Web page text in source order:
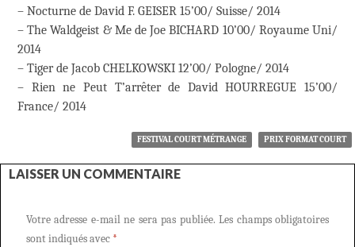
– Nocturne de David F. GEISER 15’00/ Suisse/ 2014
– The Waldgeist & Me de Joe BICHARD 10’00/ Royaume Uni/
2014
– Tiger de Jacob CHELKOWSKI 12’00/ Pologne/ 2014
– Rien ne Peut T’arrêter de David HOURREGUE 15’00/
France/ 2014
FESTIVAL COURT MÉTRANGE PRIX FORMAT COURT
LAISSER UN COMMENTAIRE
Votre adresse e-mail ne sera pas publiée. Les champs obligatoires
sont indiqués avec *